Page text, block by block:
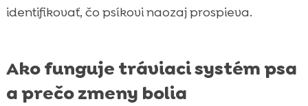
identifikovať, čo psíkovi naozaj prospieva.
Ako funguje tráviaci systém psa
a prečo zmeny bolia